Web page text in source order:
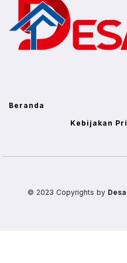
Beranda
Kebijakan
© 2023 Copyrights by